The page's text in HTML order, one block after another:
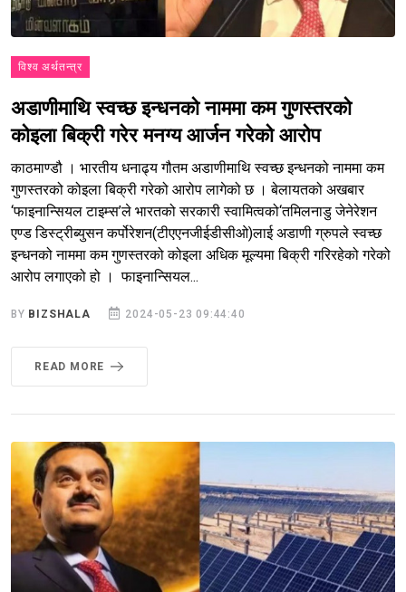
विश्व अर्थतन्त्र
अडाणीमाथि स्वच्छ इन्धनको नाममा कम गुणस्तरको
कोइला बिक्री गरेर मनग्य आर्जन गरेको आरोप
काठमाण्डौ । भारतीय धनाढ्य गौतम अडाणीमाथि स्वच्छ इन्धनको नाममा कम
गुणस्तरको कोइला बिक्री गरेको आरोप लागेको छ । बेलायतको अखबार
‘फाइनान्सियल टाइम्स’ले भारतको सरकारी स्वामित्वको‘तमिलनाडु जेनेरेशन
एण्ड डिस्ट्रीब्युसन कर्पोरेशन(टीएएनजीईडीसीओ)लाई अडाणी ग्रुपले स्वच्छ
इन्धनको नाममा कम गुणस्तरको कोइला अधिक मूल्यमा बिक्री गरिरहेको गरेको
आरोप लगाएको हो । फाइनान्सियल...
BY BIZSHALA 2024-05-23 09:44:40
READ MORE